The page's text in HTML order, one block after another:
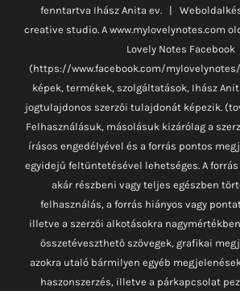
fenntartva Ihász Anita ev. |
creative studio. A www.mylovelynotes.com
Lovely Notes Facebook
(https://www.facebook.com/
képek, termékek, szolgáltatások, Ihász
jogtulajdonos szerzői tulajdonát képezik.
Felhasználásuk, másolásuk kizárólag a
írásos engedélyével és a forrás pontos
egyidejű feltüntetésével lehetséges. A
akár részbeni vagy teljes egészben
felhasználás, a forrás hiányos vagy
illetve a szerzői alkotásokra
összetéveszthető szövegek, grafikai
azokra utaló bármilyen egyéb
haszonszerzés, illetve a párkapcsolat